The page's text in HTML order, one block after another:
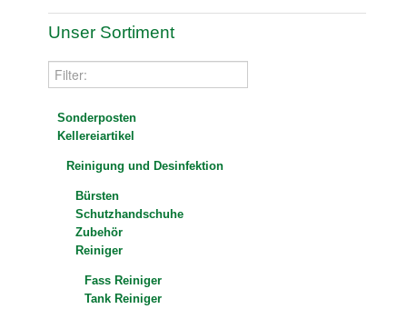
Unser Sortiment
Sonderposten
Kellereiartikel
Reinigung und Desinfektion
Bürsten
Schutzhandschuhe
Zubehör
Reiniger
Fass Reiniger
Tank Reiniger